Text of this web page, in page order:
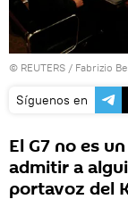
© REUTERS / Fabrizio
Síguenos en
El G7 no es
admitir a
portavoz del